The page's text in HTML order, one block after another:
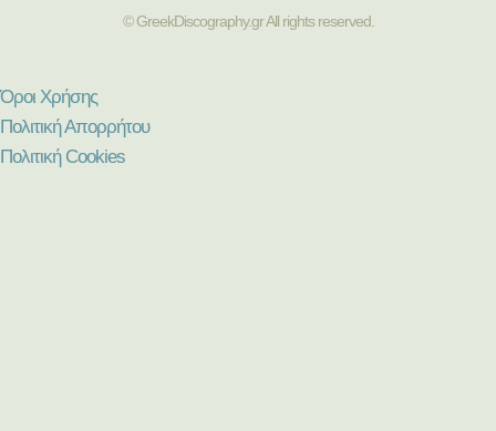
© GreekDiscography.gr All rights reserved.
Όροι Χρήσης
Πολιτική Απορρήτου
Πολιτική Cookies